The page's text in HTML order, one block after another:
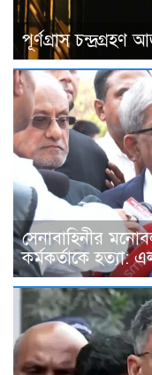
পূর্ণগ্রাস
সেনাবাহিনীর
কর্মকর্তাকে হত্যা: